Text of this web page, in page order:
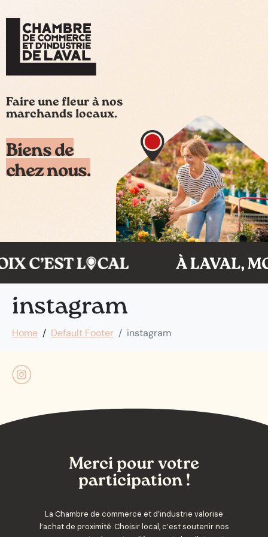
Faire une fleur à nos
marchands locaux.
Biens de
chez nous.
instagram
Home Default Footer instagram
Merci pour votre
participation !
La Chambre de commerce et d’industrie valorise
l’achat de proximité. Choisir local, c’est soutenir nos